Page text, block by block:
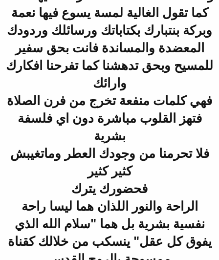
كما تقول الغالية لمسة يسوع فيها نعمة
وبركة بنتبارك بكتاباتك ورسائلك وردودك
المعضدة والمساندة فانت بحق سفير
للمسيح وبحق تدهشنا كما تفرحنا افكارك
وارائك
فهي كلمات منفعة تخرج من فرن الصلاة
فتهز القلوب مباشرة دون اي فلسفة
بشرية
فلا تحرمنا من وجودك العطر وماتغيبش
كثير كثير
فحضورك يترك
الراحة والنور اللذان هما ليسا راحة
نفسية بشرية بل هما "سلام الله الذي
يفوق كل عقل" ينسكب من خلالك كقناة